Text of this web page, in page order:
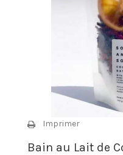
Imprimer
Bain au Lait de